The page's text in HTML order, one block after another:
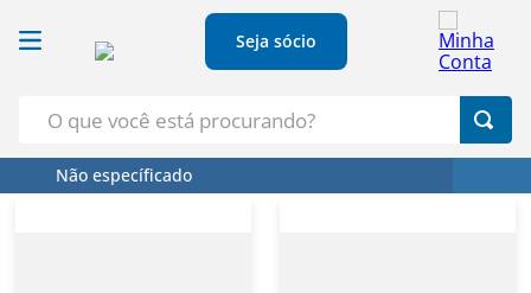
Seja sócio
Não específicado
Termos Mais Buscados